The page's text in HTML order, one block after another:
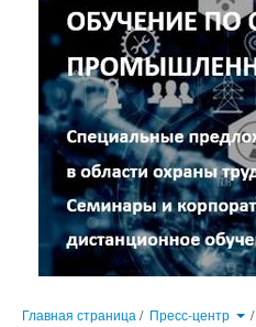
Главная страница / Пресс-центр /